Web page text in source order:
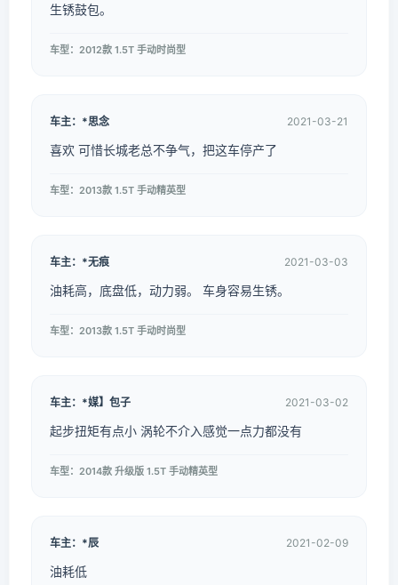
生锈鼓包。
车型：2012款 1.5T 手动时尚型
车主：*思念 2021-03-21
喜欢 可惜长城老总不争气，把这车停产了
车型：2013款 1.5T 手动精英型
车主：*无痕 2021-03-03
油耗高，底盘低，动力弱。 车身容易生锈。
车型：2013款 1.5T 手动时尚型
车主：*媒】包子 2021-03-02
起步扭矩有点小 涡轮不介入感觉一点力都没有
车型：2014款 升级版 1.5T 手动精英型
车主：*辰 2021-02-09
油耗低